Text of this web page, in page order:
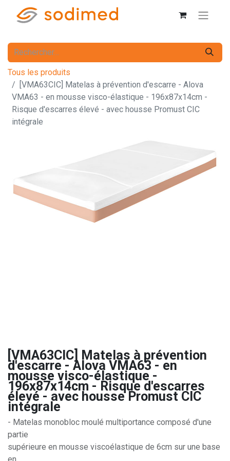
Tous les produits
[VMA63CIC] Matelas à prévention d'escarre - Alova
VMA63 - en mousse visco-élastique - 196x87x14cm -
Risque d'escarres élevé - avec housse Promust CIC
intégrale
[VMA63CIC] Matelas à prévention
d'escarre - Alova VMA63 - en
mousse visco-élastique -
196x87x14cm - Risque d'escarres
élevé - avec housse Promust CIC
intégrale
- Matelas monobloc moulé multiportance composé d'une
partie
supérieure en mousse viscoélastique de 6cm sur une base